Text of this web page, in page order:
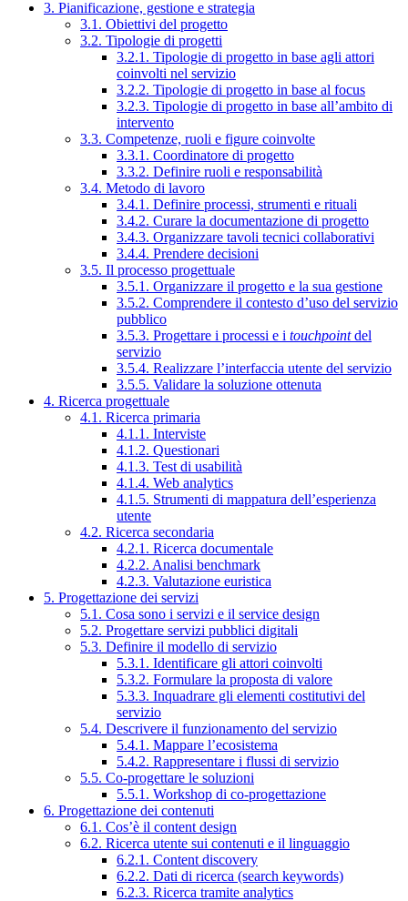
3. Pianificazione, gestione e strategia
3.1. Obiettivi del progetto
3.2. Tipologie di progetti
3.2.1. Tipologie di progetto in base agli attori
coinvolti nel servizio
3.2.2. Tipologie di progetto in base al focus
3.2.3. Tipologie di progetto in base all’ambito di
intervento
3.3. Competenze, ruoli e figure coinvolte
3.3.1. Coordinatore di progetto
3.3.2. Definire ruoli e responsabilità
3.4. Metodo di lavoro
3.4.1. Definire processi, strumenti e rituali
3.4.2. Curare la documentazione di progetto
3.4.3. Organizzare tavoli tecnici collaborativi
3.4.4. Prendere decisioni
3.5. Il processo progettuale
3.5.1. Organizzare il progetto e la sua gestione
3.5.2. Comprendere il contesto d’uso del servizio
pubblico
3.5.3. Progettare i processi e i touchpointdel
servizio
3.5.4. Realizzare l’interfaccia utente del servizio
3.5.5. Validare la soluzione ottenuta
4. Ricerca progettuale
4.1. Ricerca primaria
4.1.1. Interviste
4.1.2. Questionari
4.1.3. Test di usabilità
4.1.4. Web analytics
4.1.5. Strumenti di mappatura dell’esperienza
utente
4.2. Ricerca secondaria
4.2.1. Ricerca documentale
4.2.2. Analisi benchmark
4.2.3. Valutazione euristica
5. Progettazione dei servizi
5.1. Cosa sono i servizi e il service design
5.2. Progettare servizi pubblici digitali
5.3. Definire il modello di servizio
5.3.1. Identificare gli attori coinvolti
5.3.2. Formulare la proposta di valore
5.3.3. Inquadrare gli elementi costitutivi del
servizio
5.4. Descrivere il funzionamento del servizio
5.4.1. Mappare l’ecosistema
5.4.2. Rappresentare i flussi di servizio
5.5. Co-progettare le soluzioni
5.5.1. Workshop di co-progettazione
6. Progettazione dei contenuti
6.1. Cos’è il content design
6.2. Ricerca utente sui contenuti e il linguaggio
6.2.1. Content discovery
6.2.2. Dati di ricerca (search keywords)
6.2.3. Ricerca tramite analytics